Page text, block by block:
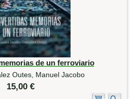
de un ferroviario
Outes, Manuel Jacobo
15,00 €